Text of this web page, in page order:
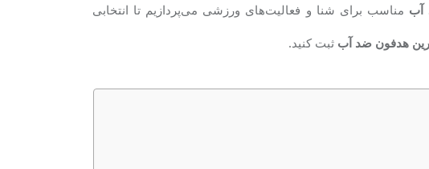
آب مناسب برای شنا و فعالیت‌های ورزشی می‌پردازیم تا انتخابی
هدفون ضد آب ثبت کنید.